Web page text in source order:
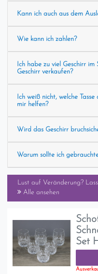
Kann ich auch aus dem
Wie kann ich zahlen?
Ich habe zu viel Geschirr im
Geschirr verkaufen?
Ich weiß nicht, welche
mir helfen?
Wird das Geschirr
Warum sollte ich
Lust auf Veränderung?
Alle ansehen
Set